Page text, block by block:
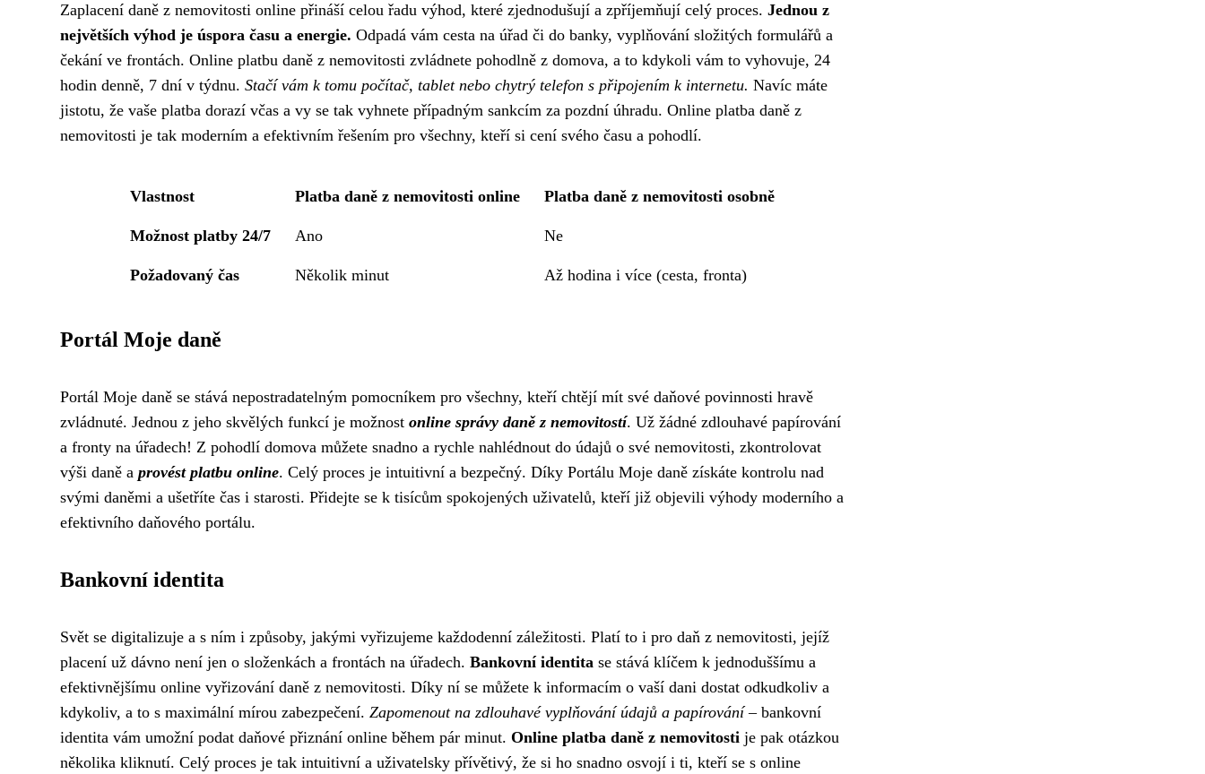
Zaplacení daně z nemovitosti online přináší celou řadu výhod, které zjednodušují a zpříjemňují celý proces. Jednou z
největších výhod je úspora času a energie. Odpadá vám cesta na úřad či do banky, vyplňování složitých formulářů a
čekání ve frontách. Online platbu daně z nemovitosti zvládnete pohodlně z domova, a to kdykoli vám to vyhovuje, 24
hodin denně, 7 dní v týdnu. Stačí vám k tomu počítač, tablet nebo chytrý telefon s připojením k internetu. Navíc máte
jistotu, že vaše platba dorazí včas a vy se tak vyhnete případným sankcím za pozdní úhradu. Online platba daně z
nemovitosti je tak moderním a efektivním řešením pro všechny, kteří si cení svého času a pohodlí.
Vlastnost Platba daně z nemovitosti online Platba daně z nemovitosti osobně
Možnost platby 24/7 Ano Ne
Požadovaný čas Několik minut Až hodina i více (cesta, fronta)
Portál Moje daně
Portál Moje daně se stává nepostradatelným pomocníkem pro všechny, kteří chtějí mít své daňové povinnosti hravě
zvládnuté. Jednou z jeho skvělých funkcí je možnost online správy daně z nemovitostí. Už žádné zdlouhavé papírování
a fronty na úřadech! Z pohodlí domova můžete snadno a rychle nahlédnout do údajů o své nemovitosti, zkontrolovat
výši daně a provést platbu online. Celý proces je intuitivní a bezpečný. Díky Portálu Moje daně získáte kontrolu nad
svými daněmi a ušetříte čas i starosti. Přidejte se k tisícům spokojených uživatelů, kteří již objevili výhody moderního a
efektivního daňového portálu.
Bankovní identita
Svět se digitalizuje a s ním i způsoby, jakými vyřizujeme každodenní záležitosti. Platí to i pro daň z nemovitosti, jejíž
placení už dávno není jen o složenkách a frontách na úřadech. Bankovní identita se stává klíčem k jednoduššímu a
efektivnějšímu online vyřizování daně z nemovitosti. Díky ní se můžete k informacím o vaší dani dostat odkudkoliv a
kdykoliv, a to s maximální mírou zabezpečení. Zapomenout na zdlouhavé vyplňování údajů a papírování– bankovní
identita vám umožní podat daňové přiznání online během pár minut. Online platba daně z nemovitosti je pak otázkou
několika kliknutí. Celý proces je tak intuitivní a uživatelsky přívětivý, že si ho snadno osvojí i ti, kteří se s online